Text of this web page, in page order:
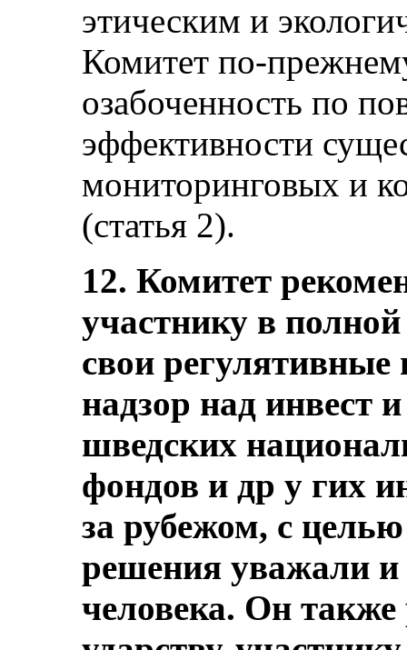
этическим и
Комитет по-
озабоченность по
эффективности
мониторинговых и
(статья 2).
12. Комитет
участнику в
свои
надзор над
шведских
фондов и др у гих
за рубежом, с
решения уважали
человека. Он также